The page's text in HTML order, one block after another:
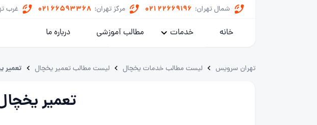
شمال تهران: 021 22669196 مرکز تهران: 021 66593368 غرب
خانه خدمات مطالب آموزشی درباره ما
تهران سرویس لیست مطالب خدمات یخچال لیست مطالب تعمیر یخچال تعمیر
تعمیر